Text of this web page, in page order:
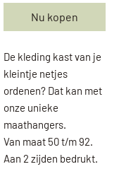
Nu kopen
De kleding kast van je
kleintje netjes
ordenen? Dat kan met
onze unieke
maathangers.
Van maat 50 t/m 92.
Aan 2 zijden bedrukt.